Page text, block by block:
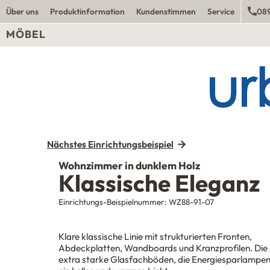
Über uns Produktinformation Kundenstimmen Service
MÖBEL
Nächstes Einrichtungsbeispiel
Wohnzimmer in dunklem Holz
Klassische Eleganz
Einrichtungs-Beispielnummer: WZ88-91-07
Klare klassische Linie mit strukturierten Fronten,
Abdeckplatten, Wandboards und Kranzprofilen.
extra starke Glasfachböden, die